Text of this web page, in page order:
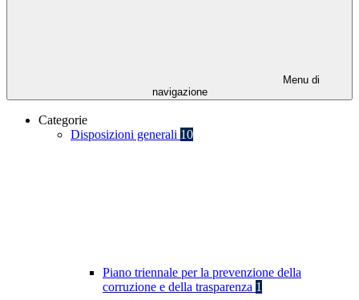
Menu di
navigazione
Categorie
Disposizioni generali 10
Piano triennale per la prevenzione della
corruzione e della trasparenza 1